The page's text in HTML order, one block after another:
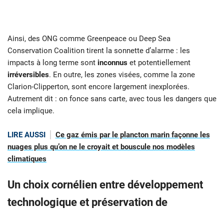
Ainsi, des ONG comme Greenpeace ou Deep Sea
Conservation Coalition tirent la sonnette d’alarme : les
impacts à long terme sont inconnus et potentiellement
irréversibles. En outre, les zones visées, comme la zone
Clarion-Clipperton, sont encore largement inexplorées.
Autrement dit : on fonce sans carte, avec tous les dangers que
cela implique.
LIRE AUSSI
Ce gaz émis par le plancton marin façonne les
nuages plus qu’on ne le croyait et bouscule nos modèles
climatiques
Un choix cornélien entre développement
technologique et préservation de